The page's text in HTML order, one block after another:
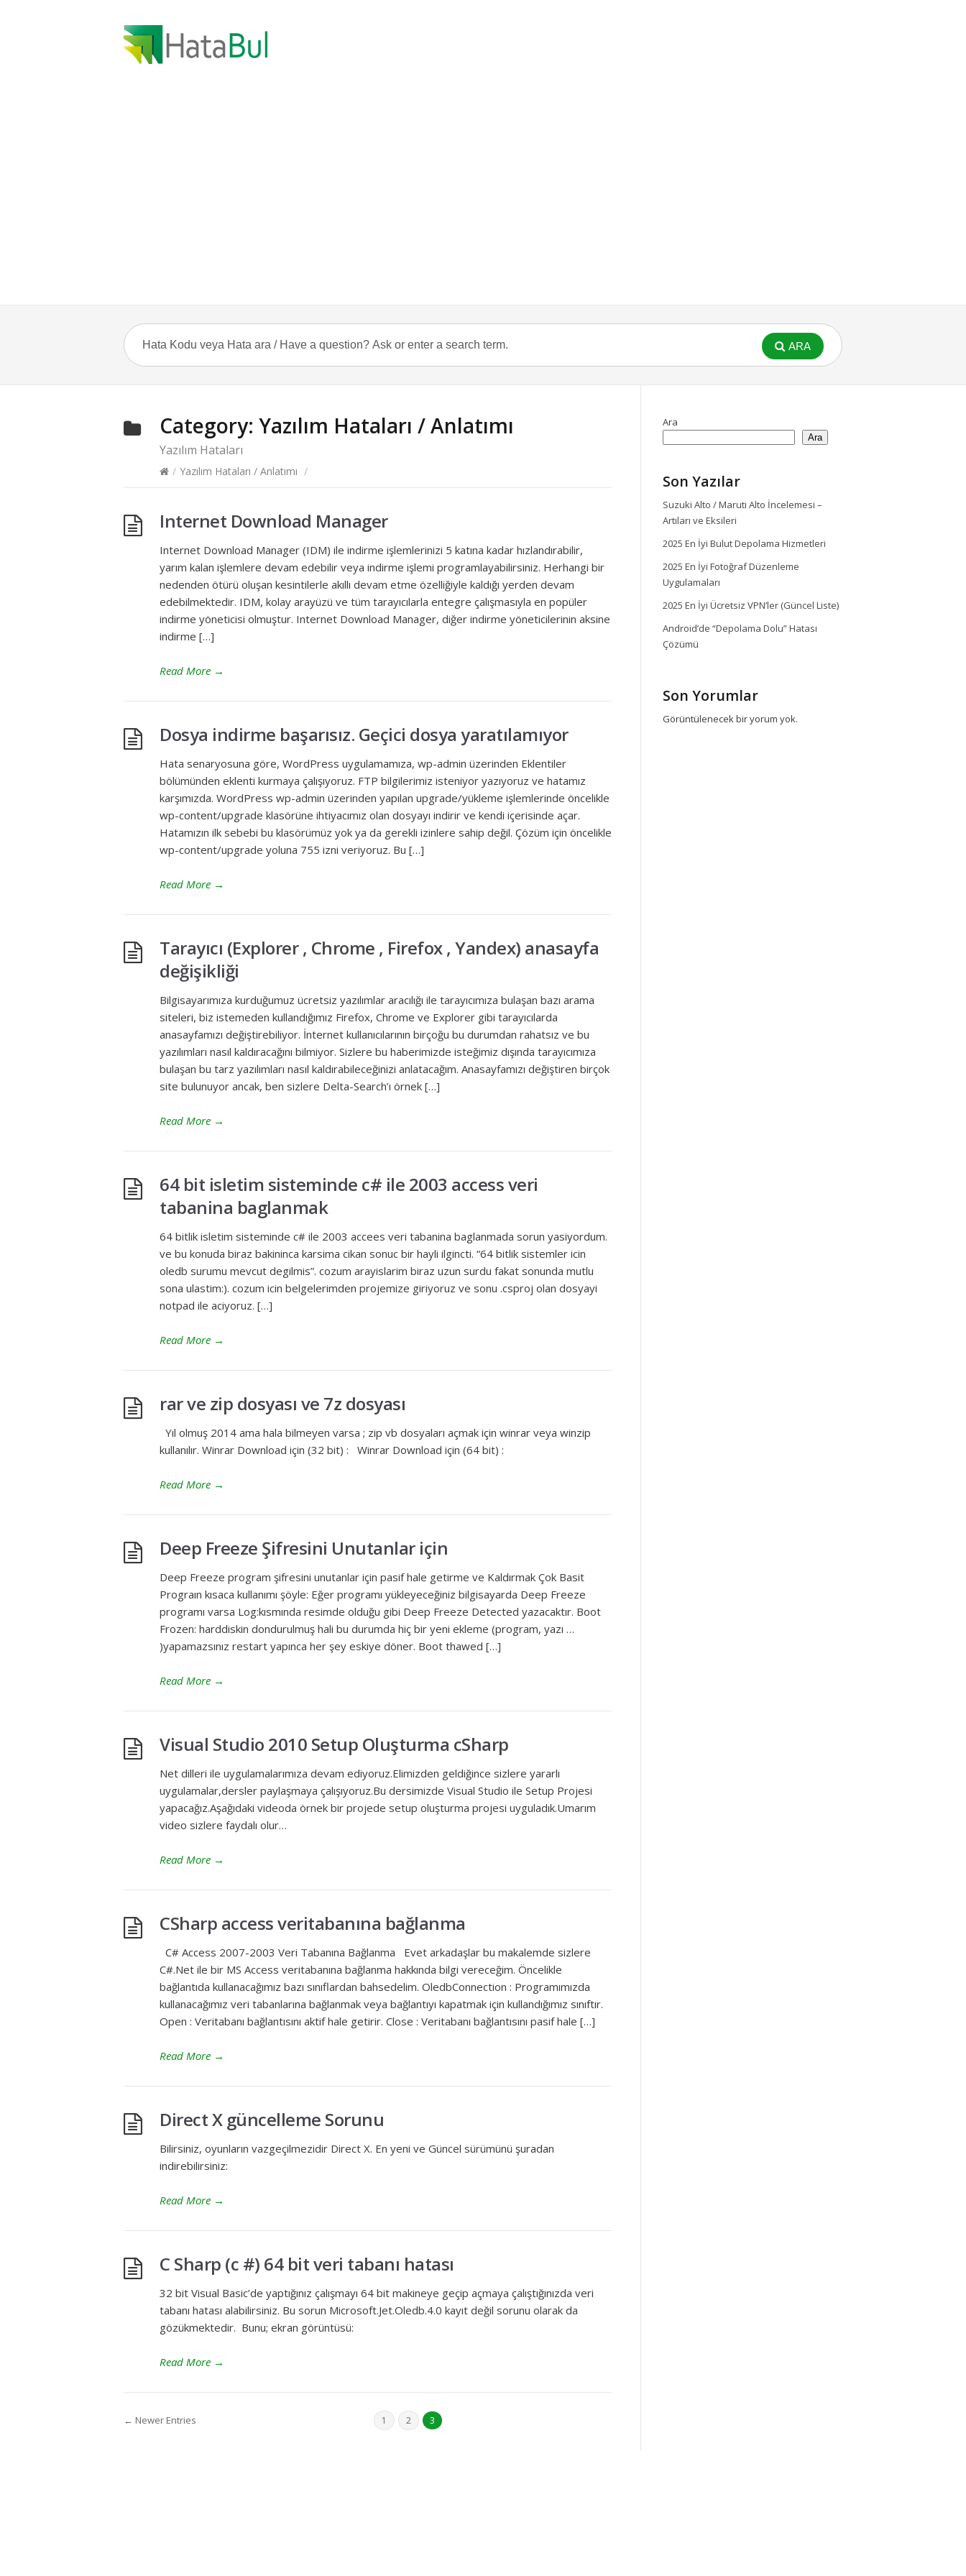
ARA
Category: Yazılım Hataları / Anlatımı
Yazılım Hataları
/ Yazılım Hataları / Anlatımı /
Internet Download Manager
Internet Download Manager (IDM) ile indirme işlemlerinizi 5 katına kadar hızlandırabilir,
yarım kalan işlemlere devam edebilir veya indirme işlemi programlayabilirsiniz. Herhangi bir
nedenden ötürü oluşan kesintilerle akıllı devam etme özelliğiyle kaldığı yerden devam
edebilmektedir. IDM, kolay arayüzü ve tüm tarayıcılarla entegre çalışmasıyla en popüler
indirme yöneticisi olmuştur. Internet Download Manager, diğer indirme yöneticilerinin aksine
indirme […]
Read More →
Dosya indirme başarısız. Geçici dosya yaratılamıyor
Hata senaryosuna göre, WordPress uygulamamıza, wp-admin üzerinden Eklentiler
bölümünden eklenti kurmaya çalışıyoruz. FTP bilgilerimiz isteniyor yazıyoruz ve hatamız
karşımızda. WordPress wp-admin üzerinden yapılan upgrade/yükleme işlemlerinde öncelikle
wp-content/upgrade klasörüne ihtiyacımız olan dosyayı indirir ve kendi içerisinde açar.
Hatamızın ilk sebebi bu klasörümüz yok ya da gerekli izinlere sahip değil. Çözüm için öncelikle
wp-content/upgrade yoluna 755 izni veriyoruz. Bu […]
Read More →
Tarayıcı (Explorer , Chrome , Firefox , Yandex) anasayfa
değişikliği
Bilgisayarımıza kurduğumuz ücretsiz yazılımlar aracılığı ile tarayıcımıza bulaşan bazı arama
siteleri, biz istemeden kullandığımız Firefox, Chrome ve Explorer gibi tarayıcılarda
anasayfamızı değiştirebiliyor. İnternet kullanıcılarının birçoğu bu durumdan rahatsız ve bu
yazılımları nasıl kaldıracağını bilmiyor. Sizlere bu haberimizde isteğimiz dışında tarayıcımıza
bulaşan bu tarz yazılımları nasıl kaldırabileceğinizi anlatacağım. Anasayfamızı değiştiren birçok
site bulunuyor ancak, ben sizlere Delta-Search’ı örnek […]
Read More →
64 bit isletim sisteminde c# ile 2003 access veri
tabanina baglanmak
64 bitlik isletim sisteminde c# ile 2003 accees veri tabanina baglanmada sorun yasiyordum.
ve bu konuda biraz bakininca karsima cikan sonuc bir hayli ilgincti. “64 bitlik sistemler icin
oledb surumu mevcut degilmis”. cozum arayislarim biraz uzun surdu fakat sonunda mutlu
sona ulastim:). cozum icin belgelerimden projemize giriyoruz ve sonu .csproj olan dosyayi
notpad ile aciyoruz. […]
Read More →
rar ve zip dosyası ve 7z dosyası
Yıl olmuş 2014 ama hala bilmeyen varsa ; zip vb dosyaları açmak için winrar veya winzip
kullanılır. Winrar Download için (32 bit) : Winrar Download için (64 bit) :
Read More →
Deep Freeze Şifresini Unutanlar için
Deep Freeze program şifresini unutanlar için pasif hale getirme ve Kaldırmak Çok Basit
Prograın kısaca kullanımı şöyle: Eğer programı yükleyeceğiniz bilgisayarda Deep Freeze
programı varsa Log:kısmında resimde olduğu gibi Deep Freeze Detected yazacaktır. Boot
Frozen: harddiskin dondurulmuş hali bu durumda hiç bir yeni ekleme (program, yazı …
)yapamazsınız restart yapınca her şey eskiye döner. Boot thawed […]
Read More →
Visual Studio 2010 Setup Oluşturma cSharp
Net dilleri ile uygulamalarımıza devam ediyoruz.Elimizden geldiğince sizlere yararlı
uygulamalar,dersler paylaşmaya çalışıyoruz.Bu dersimizde Visual Studio ile Setup Projesi
yapacağız.Aşağıdaki videoda örnek bir projede setup oluşturma projesi uyguladık.Umarım
video sizlere faydalı olur…
Read More →
CSharp access veritabanına bağlanma
C# Access 2007-2003 Veri Tabanına Bağlanma Evet arkadaşlar bu makalemde sizlere
C#.Net ile bir MS Access veritabanına bağlanma hakkında bilgi vereceğim. Öncelikle
bağlantıda kullanacağımız bazı sınıflardan bahsedelim. OledbConnection : Programımızda
kullanacağımız veri tabanlarına bağlanmak veya bağlantıyı kapatmak için kullandığımız sınıftır.
Open : Veritabanı bağlantısını aktif hale getirir. Close : Veritabanı bağlantısını pasif hale […]
Read More →
Direct X güncelleme Sorunu
Bilirsiniz, oyunların vazgeçilmezidir Direct X. En yeni ve Güncel sürümünü şuradan
indirebilirsiniz:
Read More →
C Sharp (c #) 64 bit veri tabanı hatası
32 bit Visual Basic’de yaptığınız çalışmayı 64 bit makineye geçip açmaya çalıştığınızda veri
tabanı hatası alabilirsiniz. Bu sorun Microsoft.Jet.Oledb.4.0 kayıt değil sorunu olarak da
gözükmektedir. Bunu; ekran görüntüsü:
Read More →
← Newer Entries 1 2 3
Ara
Ara
Son Yazılar
Suzuki Alto / Maruti Alto İncelemesi –
Artıları ve Eksileri
2025 En İyi Bulut Depolama Hizmetleri
2025 En İyi Fotoğraf Düzenleme
Uygulamaları
2025 En İyi Ücretsiz VPN’ler (Güncel Liste)
Android’de “Depolama Dolu” Hatası
Çözümü
Son Yorumlar
Görüntülenecek bir yorum yok.